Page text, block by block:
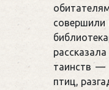
совершили
таинств —
птиц,